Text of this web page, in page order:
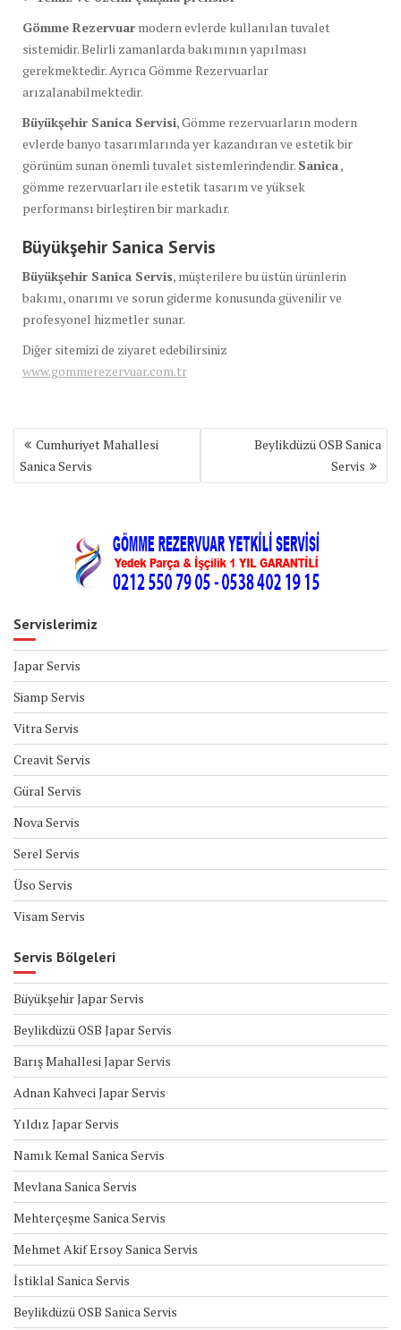
Gömme Rezervuar modern evlerde kullanılan tuvalet
sistemidir. Belirli zamanlarda bakımının yapılması
gerekmektedir. Ayrıca Gömme Rezervuarlar
arızalanabilmektedir.
Büyükşehir Sanica Servisi, Gömme rezervuarların modern
evlerde banyo tasarımlarında yer kazandıran ve estetik bir
görünüm sunan önemli tuvalet sistemlerindendir. Sanica,
gömme rezervuarları ile estetik tasarım ve yüksek
performansı birleştiren bir markadır.
Büyükşehir Sanica Servis
Büyükşehir Sanica Servis, müşterilere bu üstün ürünlerin
bakımı, onarımı ve sorun giderme konusunda güvenilir ve
profesyonel hizmetler sunar.
Diğer sitemizi de ziyaret edebilirsiniz
www.gommerezervuar.com.tr
Yazı
gezinmesi
Cumhuriyet Mahallesi
Sanica Servis
Beylikdüzü OSB Sanica
Servis
Servislerimiz
Japar Servis
Siamp Servis
Vitra Servis
Creavit Servis
Güral Servis
Nova Servis
Serel Servis
Üso Servis
Visam Servis
Servis Bölgeleri
Büyükşehir Japar Servis
Beylikdüzü OSB Japar Servis
Barış Mahallesi Japar Servis
Adnan Kahveci Japar Servis
Yıldız Japar Servis
Namık Kemal Sanica Servis
Mevlana Sanica Servis
Mehterçeşme Sanica Servis
Mehmet Akif Ersoy Sanica Servis
İstiklal Sanica Servis
Beylikdüzü OSB Sanica Servis